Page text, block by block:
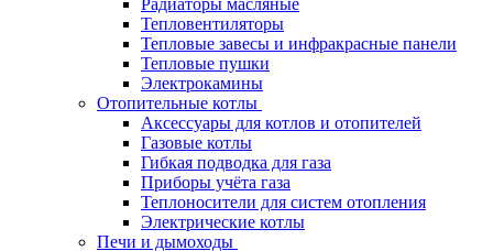
Тепловентиляторы
Тепловые завесы и инфракрасные панели
Тепловые пушки
Электрокамины
Отопительные котлы
Аксессуары для котлов и отопителей
Газовые котлы
Гибкая подводка для газа
Приборы учёта газа
Теплоносители для систем отопления
Электрические котлы
Печи и дымоходы